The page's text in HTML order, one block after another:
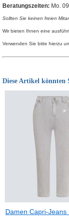
Beratungszeiten: Mo.
Sollten Sie keinen freien
Wir bieten Ihnen eine
Verwenden Sie bitte hierzu
Diese Artikel könnten
Damen Capri-Jeans